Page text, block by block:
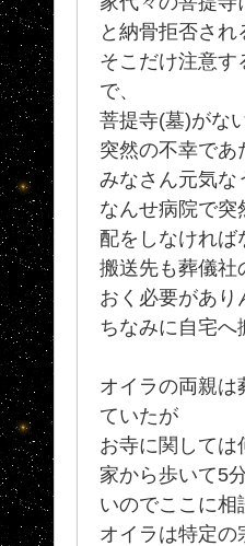
と納骨拒否さ
そこだけ注意す
で、
菩提寺(墓)がな
突然の不幸であ
みなさん元気な
なんせ病院で
配をしなければ
搬送先も葬儀社
おく必要があり
ちなみに自宅
オイラの両親
ていたが
お寺に関しては
家から歩いて5
いのでここに相
オイラは特定